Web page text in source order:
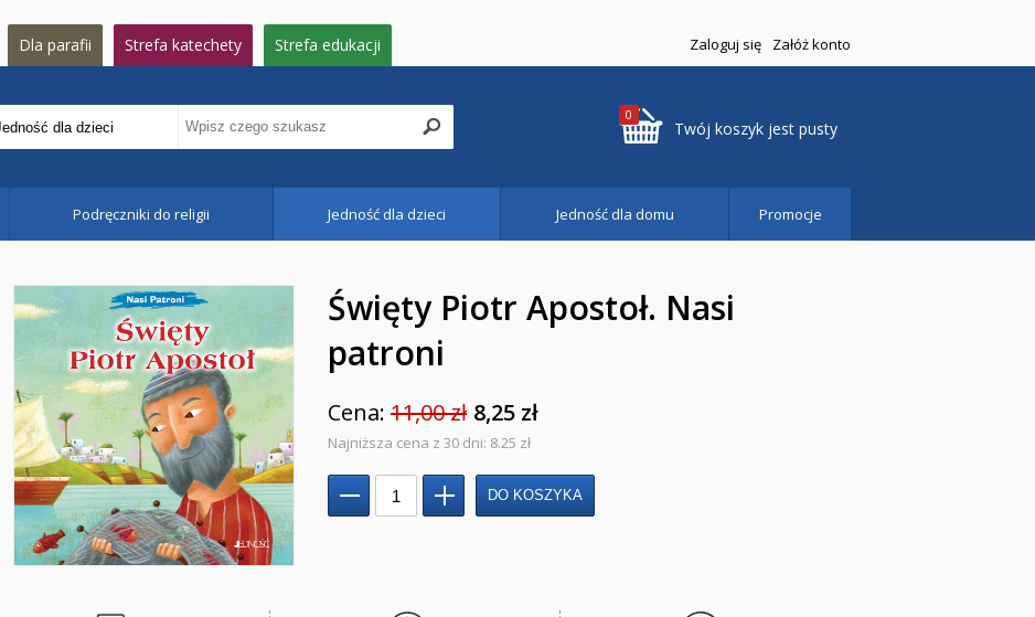
Dla parafii Strefa katechety Strefa edukacji Zaloguj się Załóż konto
0
Twój koszyk jest pusty
Podręczniki do religii Jedność dla dzieci Jedność dla domu Promocje
Święty Piotr Apostoł. Nasi
patroni
Cena: 11,00 zł 8,25 zł
Najniższa cena z 30 dni: 8.25 zł